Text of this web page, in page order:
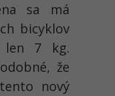
sa má
bicyklov
len 7 kg.
že
nový